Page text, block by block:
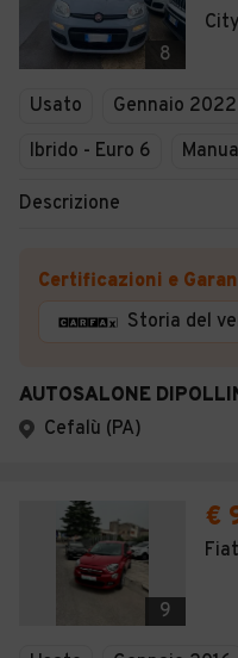
8
Usato Gennaio 2022
Ibrido - Euro 6
Descrizione
Certificazioni e
Storia del
Cefalù (PA)
9
€